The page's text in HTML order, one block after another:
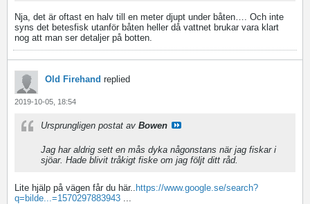
Nja, det är oftast en halv till en meter djupt under båten…. Och inte
syns det betesfisk utanför båten heller då vattnet brukar vara klart
nog att man ser detaljer på botten.
Old Firehand replied
2019-10-05, 18:54
Ursprungligen postat av Bowen
Jag har aldrig sett en mås dyka någonstans när jag fiskar i
sjöar. Hade blivit tråkigt fiske om jag följt ditt råd.
Lite hjälp på vägen får du här.. https://www.google.se/search?
q=bilde...=1570297883943 ...